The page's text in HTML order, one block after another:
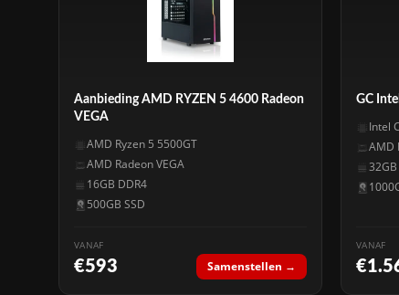
Aanbieding AMD RYZEN 5 4600 Radeon
VEGA
AMD Ryzen 5 5500GT
AMD Radeon VEGA
16GB DDR4
500GB SSD
VANAF
€593 Samenstellen →
GC
Intel
AMD
VANAF